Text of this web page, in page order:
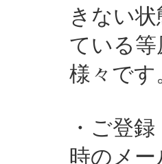
きない
ている
様々です
・ご登
時のメ